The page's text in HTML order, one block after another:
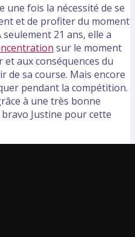
une fois la nécessité de se
et de profiter du moment
21 ans, elle a
sur le moment
aux conséquences du
de sa course. Mais encore
pendant la compétition.
à une très bonne
bravo Justine pour cette